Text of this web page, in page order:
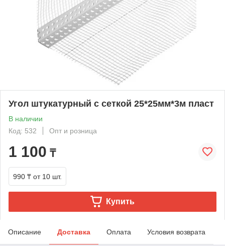
Угол штукатурный с сеткой 25*25мм*3м пласт
В наличии
Код: 532
Опт и розница
1 100 ₸
990 ₸ от 10 шт.
Купить
Описание Доставка Оплата Условия возврата